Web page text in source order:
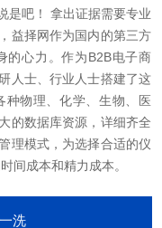
是吧！ 拿出证据需要专业
益择网作为国内的第三方
的心力。作为B2B电子商
人士、行业人士搭建了这
种物理、化学、生物、医
的数据库资源，详细齐全
理模式，为选择合适的仪
间成本和精力成本。
洗